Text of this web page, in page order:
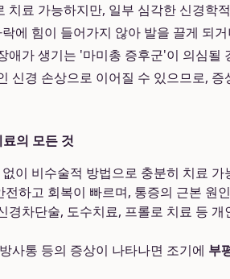
치료 가능하지만, 일부 심각한 신경학
에 힘이 들어가지 않아 발을 끌게 되
애가 생기는 '마미총 증후군'이 의심될
신경 손상으로 이어질 수 있으므로,
의 모든 것
이 비수술적 방법으로 충분히 치료 가
하고 회복이 빠르며, 통증의 근본 원
경차단술, 도수치료, 프롤로 치료 등
사통 등의 증상이 나타나면 조기에 부